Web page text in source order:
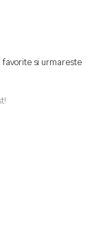
favorite si urmareste